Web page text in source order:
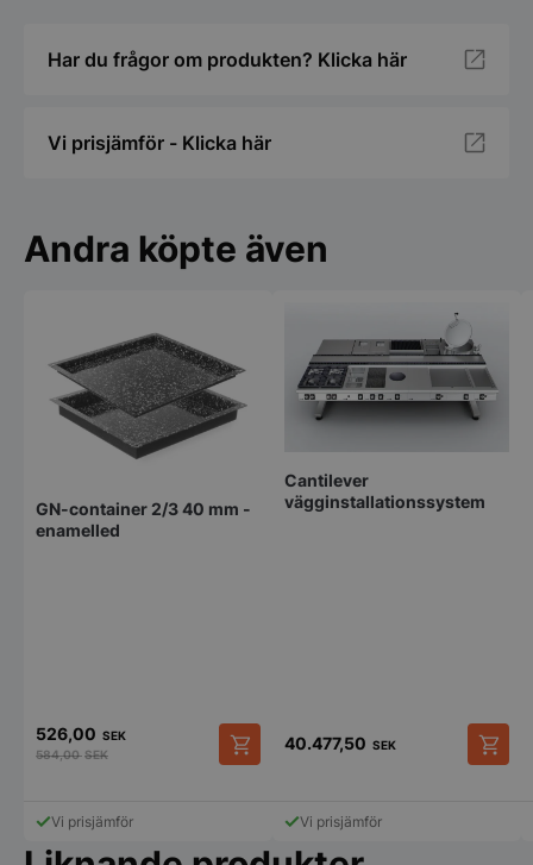
Har du frågor om produkten? Klicka här
Vi prisjämför - Klicka här
Andra köpte även
GN-container 2/3 40 mm -
enamelled
526,00 SEK
584,00SEK
Vi prisjämför
Cantilever
vägginstallationssystem
40.477,50 SEK
Vi prisjämför